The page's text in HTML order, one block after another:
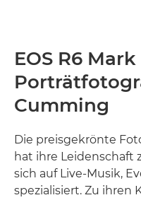
EOS R6 Mark
Cumming
Die preisgekrönte
hat ihre Leidenschaft
sich auf Live-Musik,
spezialisiert. Zu ihren